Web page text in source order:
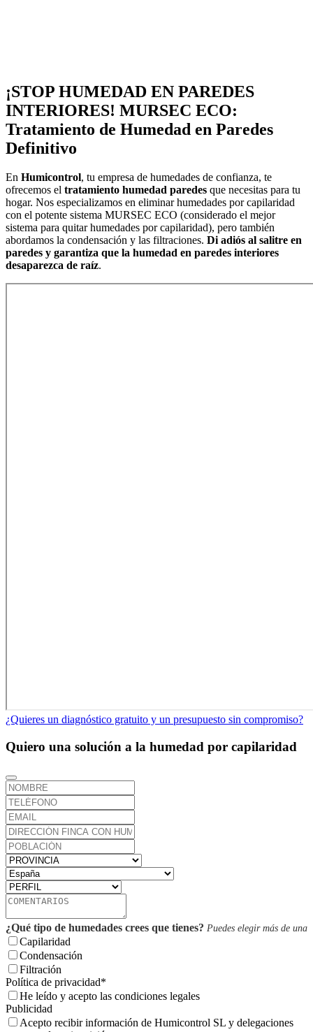
¡STOP HUMEDAD EN PAREDES
INTERIORES! MURSEC ECO:
Tratamiento de Humedad en Paredes
Definitivo
En Humicontrol, tu empresa de humedades de confianza, te
ofrecemos el tratamiento humedad paredes que necesitas para tu
hogar. Nos especializamos en eliminar humedades por capilaridad
con el potente sistema MURSEC ECO (considerado el mejor
sistema para quitar humedades por capilaridad), pero también
abordamos la condensación y las filtraciones. Di adiós al salitre en
paredes y garantiza que la humedad en paredes interiores
desaparezca de raíz.
¿Quieres un diagnóstico gratuito y un presupuesto sin compromiso?
Quiero una solución a la humedad por capilaridad
¿Qué tipo de humedades crees que tienes? Puedes elegir más de una
Capilaridad
Condensación
Filtración
Política de privacidad*
He leído y acepto las condiciones legales
Publicidad
Acepto recibir información de Humicontrol SL y delegaciones